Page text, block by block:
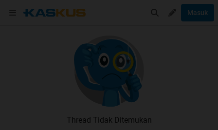
Masuk
Thread Tidak Ditemukan